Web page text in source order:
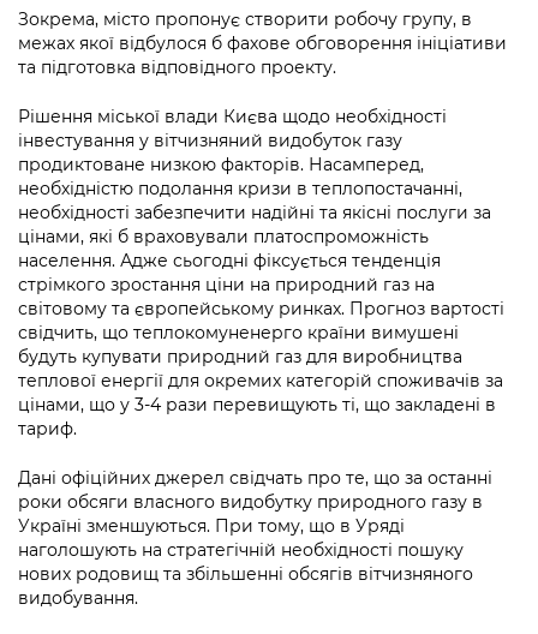
Регуляторна діяльність
Підприємства, установи, організації
Kyiv International Relations
Річні звіти
Гендерна політика
Безбар'єрність
Київська міська військова адміністрація
Ритуальні послуги
Іноземцям / For foreigners
Пам'ятки культурної спадщини
Портал Захисників та Захисниць
Безбар'єрність
Портал послуг
Міський застосунок Київ Цифровий
Важливе під час воєнного стану
Рада з питань внутрішньо переміщених
осіб при Київській міській військовій
адміністрації
«Ініціатива «Партнерство «Відкритий
Уряд» – місцевий рівень»
Важливе під час воєнного стану
Звіти про опрацювання запитів на
публічну інформацію
Інформація для споживачів
Про відкриті дані
Портал даних Києва
Публічні дашборди
Контакти для медіа / Contacts for mass
media
Зокрема, місто пропонує створити робочу групу, в
межах якої відбулося б фахове обговорення ініціативи
та підготовка відповідного проекту.
Рішення міської влади Києва щодо необхідності
інвестування у вітчизняний видобуток газу
продиктоване низкою факторів. Насамперед,
необхідністю подолання кризи в теплопостачанні,
необхідності забезпечити надійні та якісні послуги за
цінами, які б враховували платоспроможність
населення. Адже сьогодні фіксується тенденція
стрімкого зростання ціни на природний газ на
світовому та європейському ринках. Прогноз вартості
свідчить, що теплокомуненерго країни вимушені
будуть купувати природний газ для виробництва
теплової енергії для окремих категорій споживачів за
цінами, що у 3-4 рази перевищують ті, що закладені в
тариф.
Дані офіційних джерел свідчать про те, що за останні
роки обсяги власного видобутку природного газу в
Україні зменшуються. При тому, що в Уряді
наголошують на стратегічній необхідності пошуку
нових родовищ та збільшенні обсягів вітчизняного
видобування.